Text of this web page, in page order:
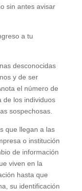
sin antes avisar
a tu
desconocidas
y de ser
el número de
de los individuos
sospechosas.
que llegan a las
o institución
de información
viven en la
hasta que
su identificación